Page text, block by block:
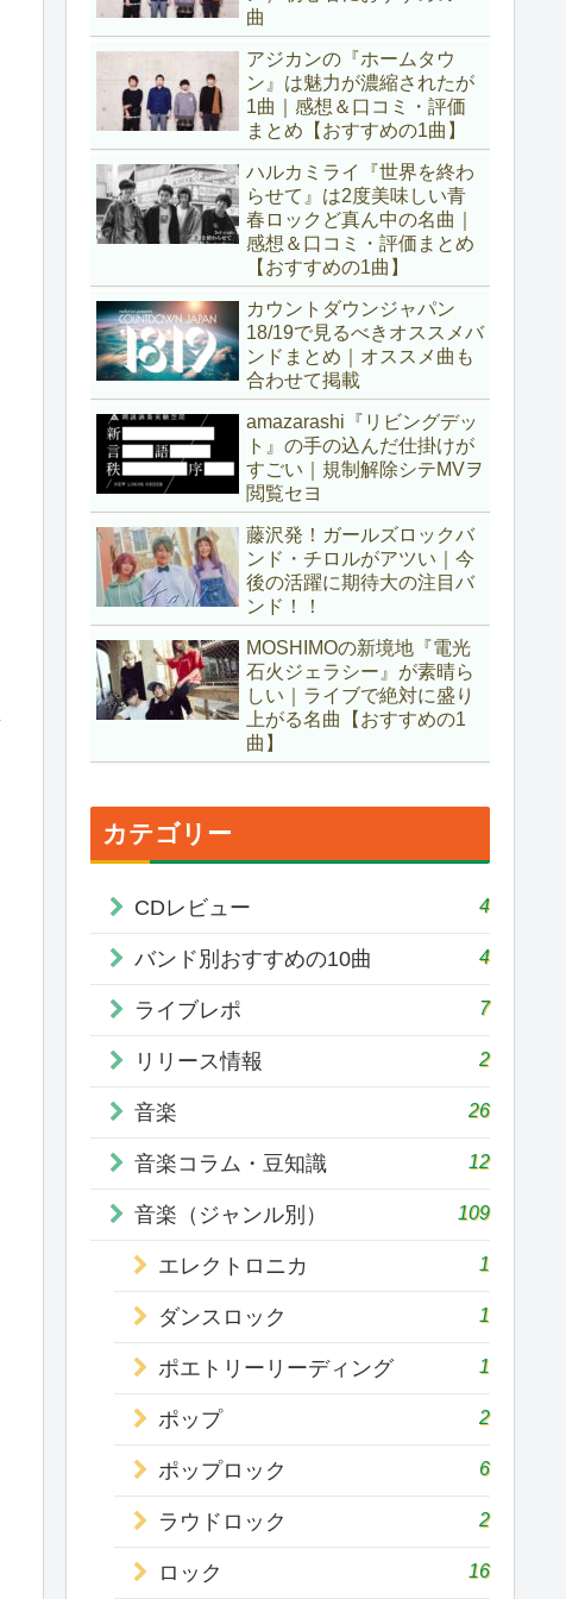
曲
アジカンの『ホームタウ
ン』は魅力が濃縮されたが
1曲｜感想＆口コミ・評価
まとめ【おすすめの1曲】
ハルカミライ『世界を終わ
らせて』は2度美味しい青
春ロックど真ん中の名曲｜
感想＆口コミ・評価まとめ
【おすすめの1曲】
カウントダウンジャパン
18/19で見るべきオススメバ
ンドまとめ｜オススメ曲も
合わせて掲載
amazarashi『リビングデッ
ト』の手の込んだ仕掛けが
すごい｜規制解除シテMVヲ
閲覧セヨ
藤沢発！ガールズロックバ
ンド・チロルがアツい｜今
後の活躍に期待大の注目バ
ンド！！
MOSHIMOの新境地『電光
石火ジェラシー』が素晴ら
しい｜ライブで絶対に盛り
上がる名曲【おすすめの1
曲】
カテゴリー
CDレビュー 4
バンド別おすすめの10曲 4
ライブレポ 7
リリース情報 2
音楽 26
音楽コラム・豆知識 12
音楽（ジャンル別） 109
エレクトロニカ 1
ダンスロック 1
ポエトリーリーディング 1
ポップ 2
ポップロック 6
ラウドロック 2
ロック 16